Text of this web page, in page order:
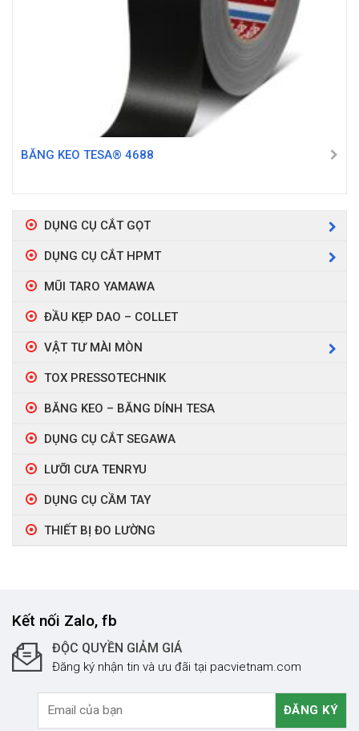
BĂNG KEO TESA® 4688
DỤNG CỤ CẮT GỌT
DỤNG CỤ CẮT HPMT
MŨI TARO YAMAWA
ĐẦU KẸP DAO – COLLET
VẬT TƯ MÀI MÒN
TOX PRESSOTECHNIK
BĂNG KEO – BĂNG DÍNH TESA
DỤNG CỤ CẮT SEGAWA
LƯỠI CƯA TENRYU
DỤNG CỤ CẦM TAY
THIẾT BỊ ĐO LƯỜNG
Kết nối Zalo, fb
ĐỘC QUYỀN GIẢM GIÁ
Đăng ký nhận tin và ưu đãi tại pacvietnam.com